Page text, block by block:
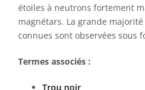
étoiles à neutrons fortement
magnétars. La grande
connues sont observées sous
Termes associés :
Trou noir